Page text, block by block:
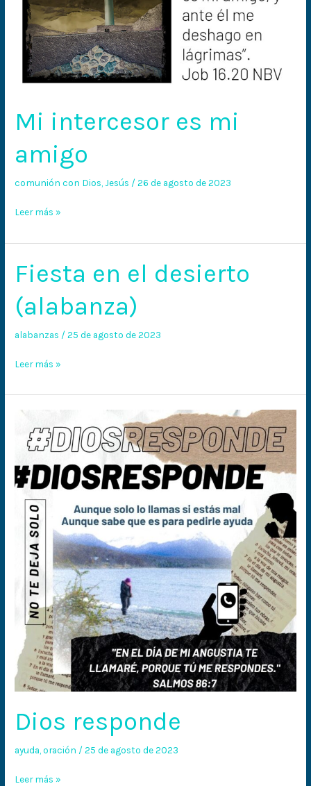
Mi intercesor es mi
amigo
comunión con Dios Jesús /26 de agosto de 2023
Leer más »
Fiesta en el desierto
(alabanza)
alabanzas /25 de agosto de 2023
Fiesta
en
el
desierto
(alabanza)
Leer más »
Dios responde
ayuda ,oración /25 de agosto de 2023
responde
Leer más »